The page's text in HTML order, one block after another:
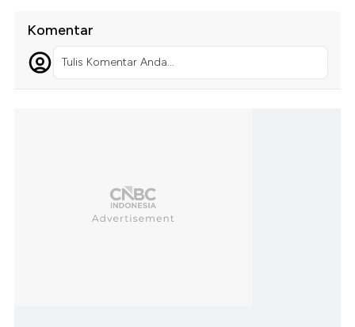
Komentar
Tulis Komentar Anda...